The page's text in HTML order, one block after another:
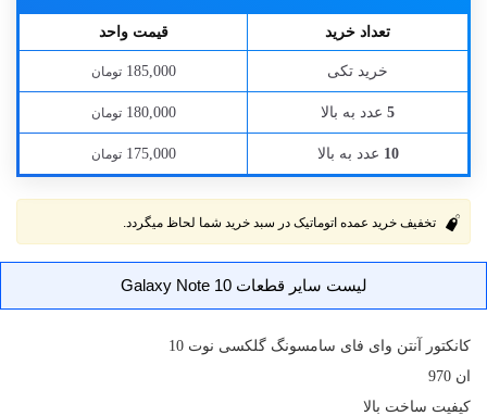
تعداد خرید قیمت واحد
خرید تکی 185,000 تومان
5 عدد به بالا 180,000 تومان
10 عدد به بالا 175,000 تومان
تخفیف خرید عمده اتوماتیک در سبد خرید شما لحاظ میگردد.
لیست سایر قطعات Galaxy Note 10
کانکتور آنتن وای فای سامسونگ گلکسی نوت 10
ان 970
کیفیت ساخت بالا